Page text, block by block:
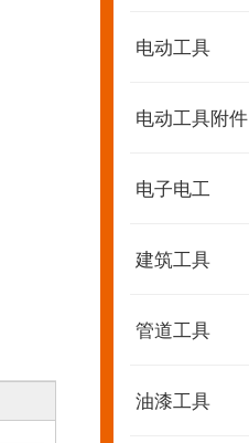
电动工具
电动工具附件
电子电工
建筑工具
管道工具
油漆工具